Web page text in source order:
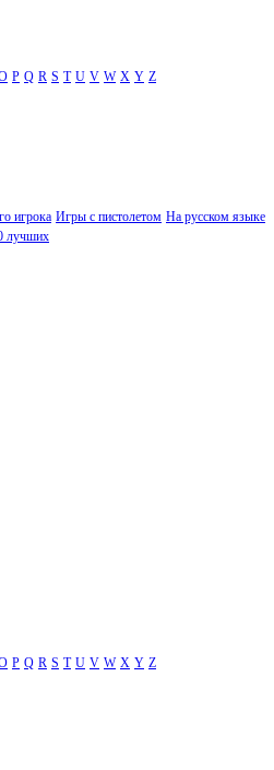
P Q R S T U V W X Y Z
игрока Игры с пистолетом На русском языке
лучших
P Q R S T U V W X Y Z